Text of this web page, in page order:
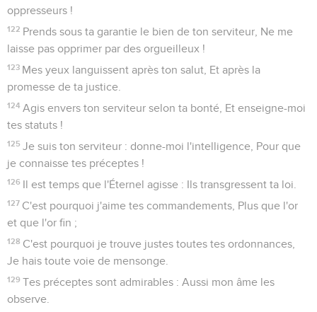
oppresseurs !
122 Prends sous ta garantie le bien de ton serviteur, Ne me
laisse pas opprimer par des orgueilleux !
123 Mes yeux languissent après ton salut, Et après la
promesse de ta justice.
124 Agis envers ton serviteur selon ta bonté, Et enseigne-moi
tes statuts !
125 Je suis ton serviteur : donne-moi l'intelligence, Pour que
je connaisse tes préceptes !
126 Il est temps que l'Éternel agisse : Ils transgressent ta loi.
127 C'est pourquoi j'aime tes commandements, Plus que l'or
et que l'or fin ;
128 C'est pourquoi je trouve justes toutes tes ordonnances,
Je hais toute voie de mensonge.
129 Tes préceptes sont admirables : Aussi mon âme les
observe.